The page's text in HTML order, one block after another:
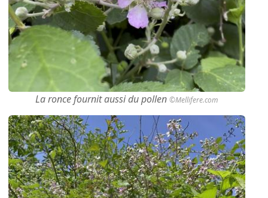
La ronce fournit aussi du pollen ©Mellifere.com